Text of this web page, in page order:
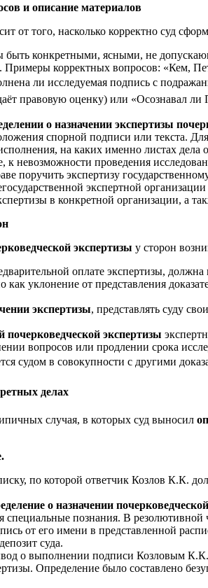
и описание материалов
от того, насколько корректно суд
конкретными, ясными, не
Примеры корректных вопросов:
ли исследуемая подпись с
правовую оценку) или «Осознавал
о назначении экспертизы
спорной подписи или текста.
на каких именно листах
невозможности проведения
поручить экспертизу
экспертной
в конкретной организации, а
экспертизы у сторон
оплате экспертизы,
уклонение от представления
экспертизы, представлять суду
почерковедческой экспертизы
вопросов или продлении срока
судом в совокупности с другими
делах
случая, в которых суд выносил
по которой ответчик Козлов К.К.
о назначении
специальные познания. В
от его имени в представленной
суда.
о выполнении подписи Козловым
Определение было составлено